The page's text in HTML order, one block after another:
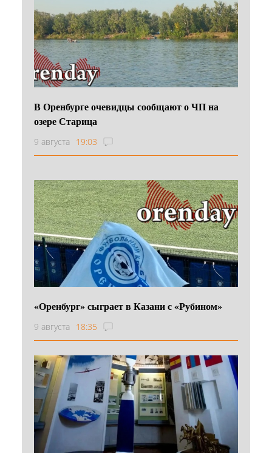
В Оренбурге очевидцы сообщают о ЧП на
озере Старица
9 августа 19:03
«Оренбург» сыграет в Казани с «Рубином»
9 августа 18:35